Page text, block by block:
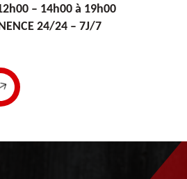
– 14h00 à 19h00
24/24 – 7J/7